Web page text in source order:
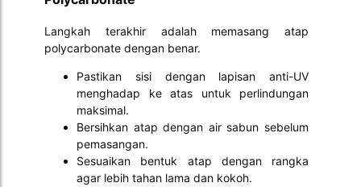
Langkah terakhir adalah memasang atap
polycarbonate dengan benar.
Pastikan sisi dengan lapisan anti-UV
menghadap ke atas untuk perlindungan
maksimal.
Bersihkan atap dengan air sabun sebelum
pemasangan.
Sesuaikan bentuk atap dengan rangka
agar lebih tahan lama dan kokoh.